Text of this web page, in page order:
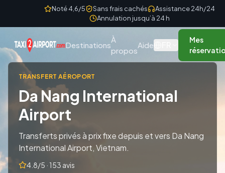
Skip to contentNoté 4,6/5 Sans frais cachés
Assistance 24h/24
Annulation jusqu’à 24 h
Destinations
À
propos
Aide
Mes
TRANSFERT AÉROPORT
Da Nang International
Airport
Transferts privés à prix fixe depuis et vers Da Nang
International Airport, Vietnam.
4.8/5 · 153 avis